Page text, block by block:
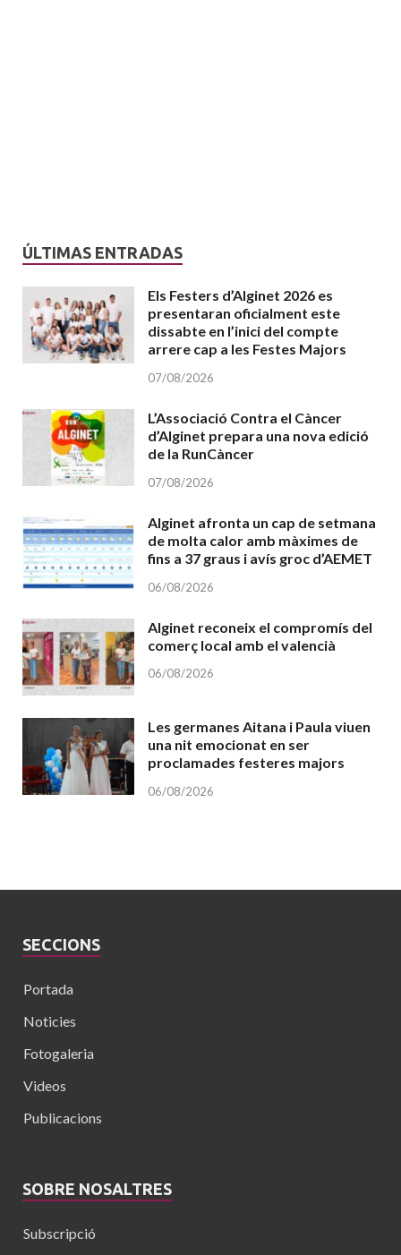
ÚLTIMAS ENTRADAS
Els Festers d’Alginet 2026 es
presentaran oficialment este
dissabte en l’inici del compte
arrere cap a les Festes Majors
07/08/2026
L’Associació Contra el Càncer
d’Alginet prepara una nova edició
de la RunCàncer
07/08/2026
Alginet afronta un cap de setmana
de molta calor amb màximes de
fins a 37 graus i avís groc d’AEMET
06/08/2026
Alginet reconeix el compromís del
comerç local amb el valencià
06/08/2026
Les germanes Aitana i Paula viuen
una nit emocionat en ser
proclamades festeres majors
06/08/2026
SECCIONS
Portada
Noticies
Fotogaleria
Videos
Publicacions
SOBRE NOSALTRES
Subscripció